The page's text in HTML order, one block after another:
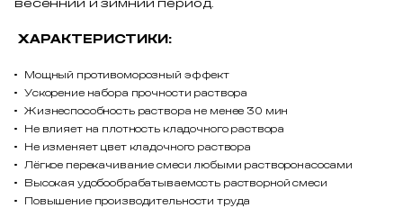
весенний и зимний период.
ХАРАКТЕРИСТИКИ:
Мощный противоморозный эффект
Ускорение набора прочности раствора
Жизнеспособность раствора не менее 30 мин
Не влияет на плотность кладочного раствора
Не изменяет цвет кладочного раствора
Лёгкое перекачивание смеси любыми растворонасосами
Высокая удобообрабатываемость растворной смеси
Повышение производительности труда